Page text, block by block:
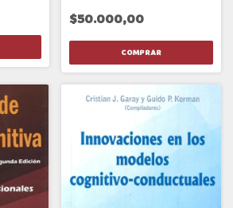
$50.000,00